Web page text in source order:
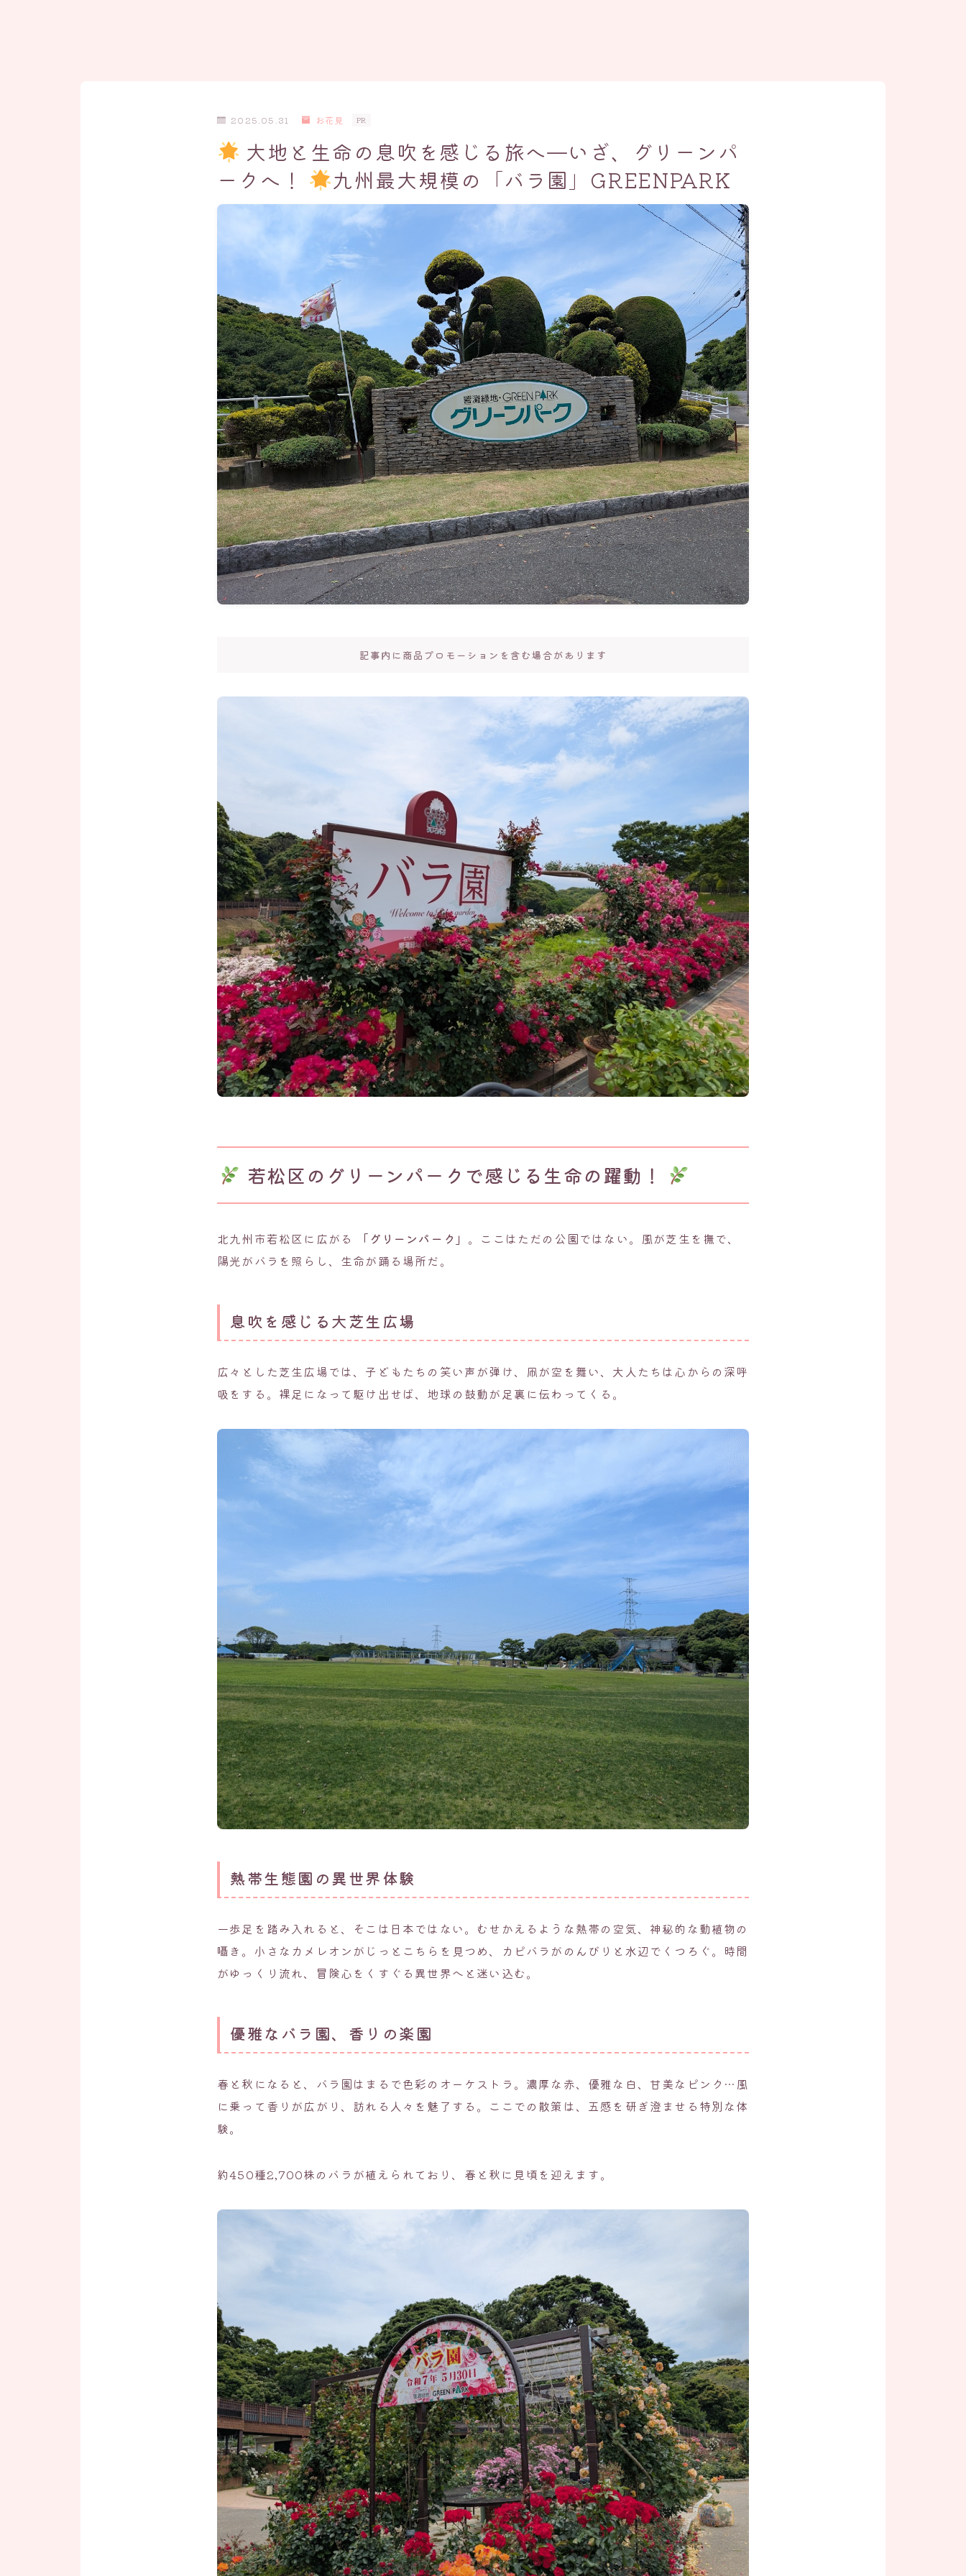
2025.05.31 お花見 PR
大地と生命の息吹を感じる旅へ—いざ、グリーンパ
ークへ！
九州最大規模の「バラ園」GREENPARK
記事内に商品プロモーションを含む場合があります
若松区のグリーンパークで感じる生命の躍動！
北九州市若松区に広がる 「グリーンパーク」 。ここはただの公園ではない。風が芝生を撫で、
陽光がバラを照らし、生命が踊る場所だ。
息吹を感じる大芝生広場
広々とした芝生広場では、子どもたちの笑い声が弾け、凧が空を舞い、大人たちは心からの深呼
吸をする。裸足になって駆け出せば、地球の鼓動が足裏に伝わってくる。
熱帯生態園の異世界体験
一歩足を踏み入れると、そこは日本ではない。むせかえるような熱帯の空気、神秘的な動植物の
囁き。小さなカメレオンがじっとこちらを見つめ、カピバラがのんびりと水辺でくつろぐ。時間
がゆっくり流れ、冒険心をくすぐる異世界へと迷い込む。
優雅なバラ園、香りの楽園
春と秋になると、バラ園はまるで色彩のオーケストラ。濃厚な赤、優雅な白、甘美なピンク…風
に乗って香りが広がり、訪れる人々を魅了する。ここでの散策は、五感を研ぎ澄ませる特別な体
験。
約450種2,700株のバラが植えられており、春と秋に見頃を迎えます。